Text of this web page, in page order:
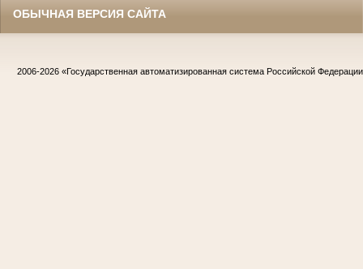
ОБЫЧНАЯ ВЕРСИЯ САЙТА
2006-2026 «Государственная автоматизированная система Российской